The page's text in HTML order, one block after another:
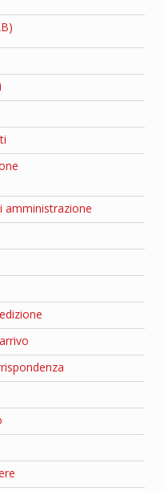
amministrazione